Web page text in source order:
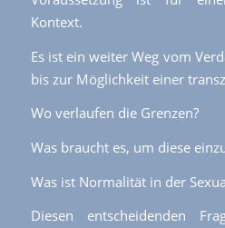
Kontext.
Es ist ein weiter Weg vom
bis zur Möglichkeit einer
Wo verlaufen die Grenzen?
Was braucht es, um diese
Was ist Normalität in der
Diesen entscheidenden